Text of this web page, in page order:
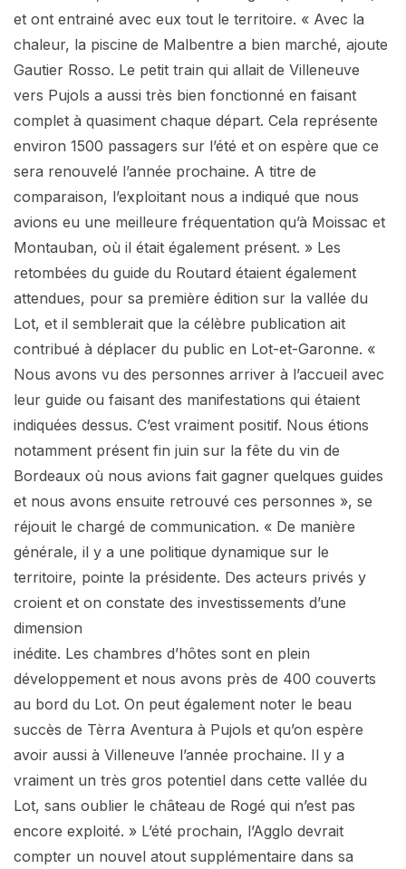
et ont entrainé avec eux tout le territoire. « Avec la
chaleur, la piscine de Malbentre a bien marché, ajoute
Gautier Rosso. Le petit train qui allait de Villeneuve
vers Pujols a aussi très bien fonctionné en faisant
complet à quasiment chaque départ. Cela représente
environ 1500 passagers sur l’été et on espère que ce
sera renouvelé l’année prochaine. A titre de
comparaison, l’exploitant nous a indiqué que nous
avions eu une meilleure fréquentation qu’à Moissac et
Montauban, où il était également présent. » Les
retombées du guide du Routard étaient également
attendues, pour sa première édition sur la vallée du
Lot, et il semblerait que la célèbre publication ait
contribué à déplacer du public en Lot-et-Garonne. «
Nous avons vu des personnes arriver à l’accueil avec
leur guide ou faisant des manifestations qui étaient
indiquées dessus. C’est vraiment positif. Nous étions
notamment présent fin juin sur la fête du vin de
Bordeaux où nous avions fait gagner quelques guides
et nous avons ensuite retrouvé ces personnes », se
réjouit le chargé de communication. « De manière
générale, il y a une politique dynamique sur le
territoire, pointe la présidente. Des acteurs privés y
croient et on constate des investissements d’une
dimension
inédite. Les chambres d’hôtes sont en plein
développement et nous avons près de 400 couverts
au bord du Lot. On peut également noter le beau
succès de Tèrra Aventura à Pujols et qu’on espère
avoir aussi à Villeneuve l’année prochaine. Il y a
vraiment un très gros potentiel dans cette vallée du
Lot, sans oublier le château de Rogé qui n’est pas
encore exploité. » L’été prochain, l’Agglo devrait
compter un nouvel atout supplémentaire dans sa